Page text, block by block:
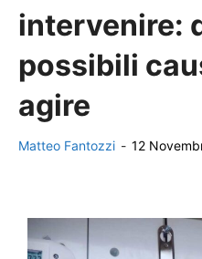
intervenire:
possibili
agire
Matteo Fantozzi - 12